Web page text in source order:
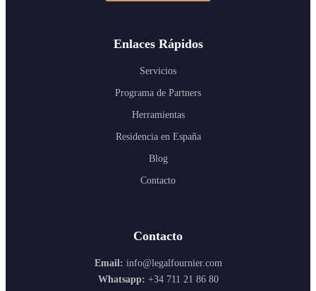
Enlaces Rápidos
Servicios
Programa de Partners
Herramientas
Residencia en España
Blog
Contacto
Contacto
Email: info@legalfournier.com
Whatsapp: +34 711 21 86 80